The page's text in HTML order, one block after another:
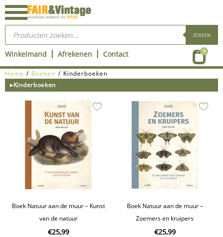
Ga
naar
inhoud
Producten
zoeken ZOEKEN
Winkelmand Afrekenen Contact 0
Home / Boeken / Kinderboeken
▸Kinderboeken
Boek Natuur aan de muur – Kunst
van de natuur
€25,99
Boek Natuur aan de muur –
Zoemers en kruipers
€25,99